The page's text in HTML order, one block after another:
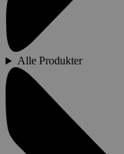
Alle Produkter